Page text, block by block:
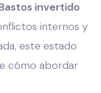
invertido
internos y
este estado
cómo abordar